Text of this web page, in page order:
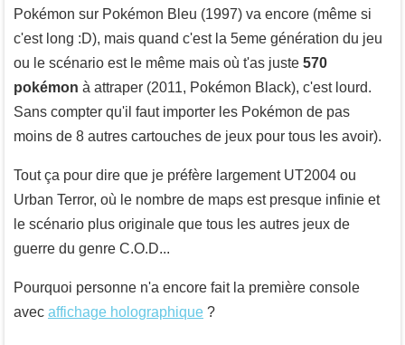
Pokémon sur Pokémon Bleu (1997) va encore (même si
c'est long :D), mais quand c'est la 5eme génération du jeu
ou le scénario est le même mais où t'as juste 570
pokémon à attraper (2011, Pokémon Black), c'est lourd.
Sans compter qu'il faut importer les Pokémon de pas
moins de 8 autres cartouches de jeux pour tous les avoir).
Tout ça pour dire que je préfère largement UT2004 ou
Urban Terror, où le nombre de maps est presque infinie et
le scénario plus originale que tous les autres jeux de
guerre du genre C.O.D...
Pourquoi personne n'a encore fait la première console
avec affichage holographique ?